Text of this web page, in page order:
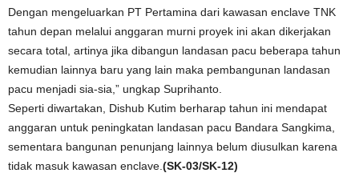
Dengan mengeluarkan PT Pertamina dari kawasan enclave TNK
tahun depan melalui anggaran murni proyek ini akan dikerjakan
secara total, artinya jika dibangun landasan pacu beberapa tahun
kemudian lainnya baru yang lain maka pembangunan landasan
pacu menjadi sia-sia,” ungkap Suprihanto.
Seperti diwartakan, Dishub Kutim berharap tahun ini mendapat
anggaran untuk peningkatan landasan pacu Bandara Sangkima,
sementara bangunan penunjang lainnya belum diusulkan karena
tidak masuk kawasan enclave. (SK-03/SK-12)